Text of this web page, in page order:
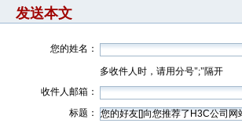
发送本文
您的姓名：
多收件人时，请用分号";"隔开
收件人邮箱：
标题：